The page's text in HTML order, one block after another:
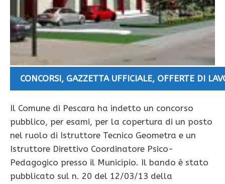
CONCORSI, GAZZETTA UFFICIALE, OFFERTE DI
Il Comune di Pescara ha indetto un concorso
pubblico, per esami, per la copertura di un posto
nel ruolo di Istruttore Tecnico Geometra e un
Istruttore Direttivo Coordinatore Psico-
Pedagogico presso il Municipio. Il bando è stato
pubblicato sul n. 20 del 12/03/13 della